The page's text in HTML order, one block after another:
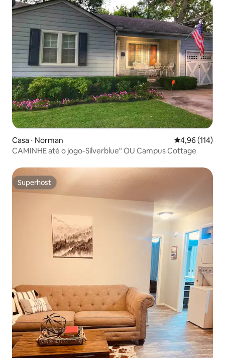
Casa ⋅ Norman 4,96 de uma
4,96 (114)
CAMINHE até o jogo-Silverblue" OU Campus Cottage
Superhost
Superhost